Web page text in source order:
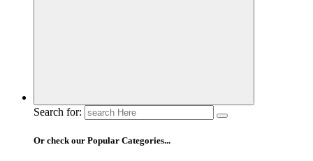
Search for:
Or check our Popular Categories...